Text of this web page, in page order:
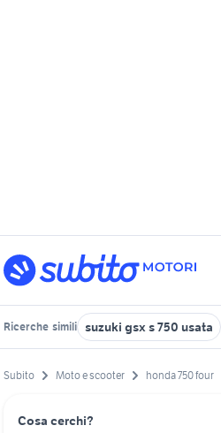
Ricerche simili suzuki gsx s 750 usata
Subito Moto e scooter honda 750 four
Cosa cerchi?